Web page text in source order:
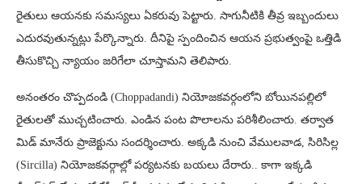
రైతులు ఆయనకు సమస్యలు ఏకరువు పెట్టారు. సాగునీటికి తీవ్ర ఇబ్బందులు
ఎదురవుతున్నట్లు పేర్కొన్నారు. దీనిపై స్పందించిన ఆయన ప్రభుత్వంపై ఒత్తిడి
తీసుకొచ్చి న్యాయం జరిగేలా చూస్తామని తెలిపారు.
అనంతరం చొప్పదండి (Choppadandi) నియోజకవర్గంలోని బోయినపల్లిలో
రైతులతో ముచ్చటించారు. ఎండిన పంట పొలాలను పరిశీలించారు. తర్వాత
మిడ్ మానేరు ప్రాజెక్టును సందర్శించారు. అక్కడి నుంచి వేములవాడ, సిరిసిల్ల
(Sircilla) నియోజకవర్గాల్లో పర్యటనకు బయలు దేరారు.. కాగా ఇక్కడి